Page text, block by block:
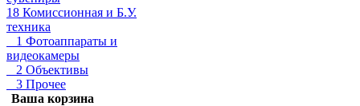
18 Комиссионная и Б.У.
техника
1 Фотоаппараты и
видеокамеры
2 Объективы
3 Прочее
Ваша корзина